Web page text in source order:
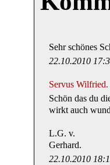
Sehr schönes
22.10.2010
Servus Wilfried.
Schön das du
wirkt auch
L.G. v.
Gerhard.
22.10.2010